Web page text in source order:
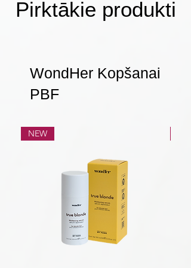
Pirktākie produkti
WondHer Kopšanai
PBF
NEW